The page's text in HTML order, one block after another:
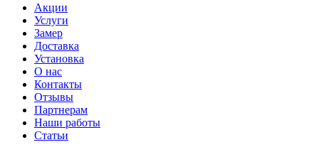
Акции
Услуги
Замер
Доставка
Установка
О нас
Контакты
Отзывы
Партнерам
Наши работы
Статьи